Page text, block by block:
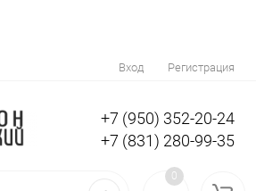
Вход Регистрация
+7 (950) 352-20-24
+7 (831) 280-99-35
0